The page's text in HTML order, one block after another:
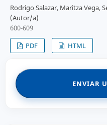
Rodrigo Salazar, Maritza Vega,
(Autor/a)
600-609
PDF
HTML
ENVIAR